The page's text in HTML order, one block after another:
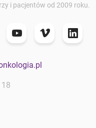
i pacjentów od 2009 roku.